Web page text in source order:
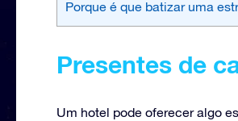
Porque é que batizar uma
Presentes de
Um hotel pode oferecer algo